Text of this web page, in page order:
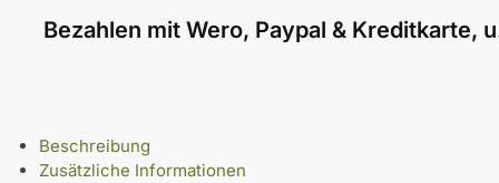
Bezahlen mit Wero, Paypal & Kreditkarte,
Beschreibung
Zusätzliche Informationen